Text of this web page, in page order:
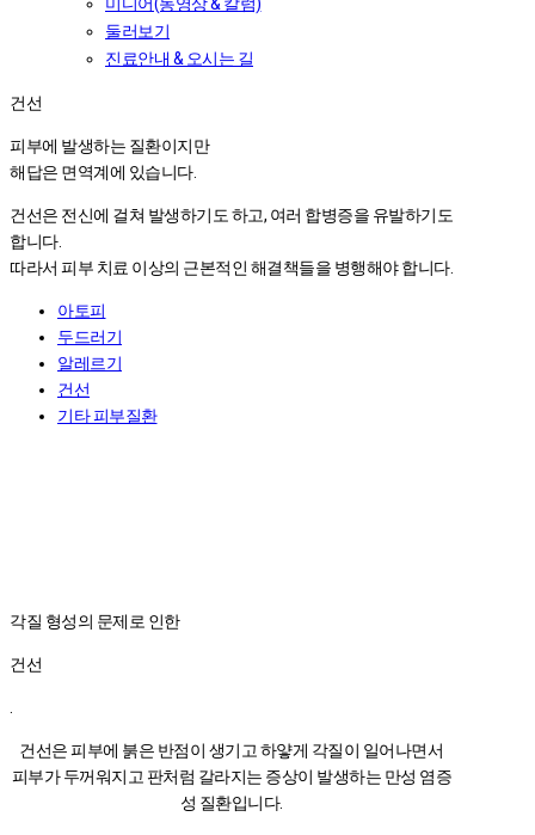
둘러보기
진료안내 & 오시는 길
건선
건선
피부에 발생하는 질환이지만
해답은 면역계에 있습니다.
건선은 전신에 걸쳐 발생하기도 하고, 여러 합병증을 유발하기도
합니다.
따라서 피부 치료 이상의 근본적인 해결책들을 병행해야 합니다.
아토피
두드러기
알레르기
건선
기타 피부질환
각질 형성의 문제로 인한
건선
건선은 피부에 붉은 반점이 생기고 하얗게 각질이 일어나면서
피부가 두꺼워지고 판처럼 갈라지는 증상이 발생하는 만성 염증
성 질환입니다.